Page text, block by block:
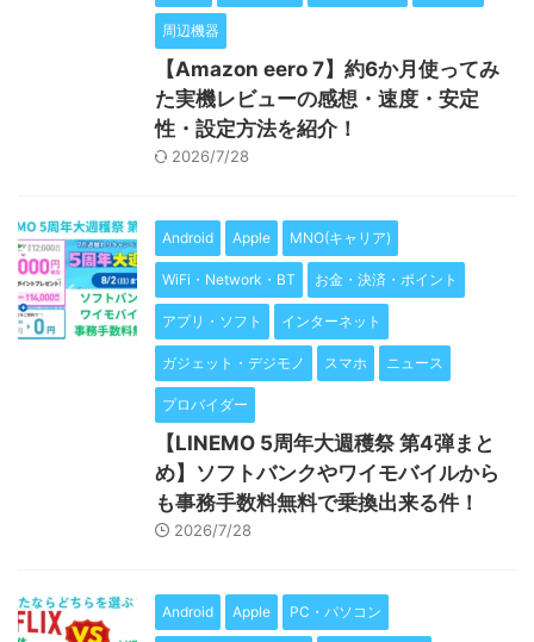
周辺機器
【Amazon eero 7】約6か月使ってみ
た実機レビューの感想・速度・安定
性・設定方法を紹介！
2026/7/28
Android Apple MNO(キャリア)
WiFi・Network・BT お金・決済・ポイント
アプリ・ソフト インターネット
ガジェット・デジモノ スマホ ニュース
プロバイダー
【LINEMO 5周年大週穫祭 第4弾まと
め】ソフトバンクやワイモバイルから
も事務手数料無料で乗換出来る件！
2026/7/28
Android Apple PC・パソコン